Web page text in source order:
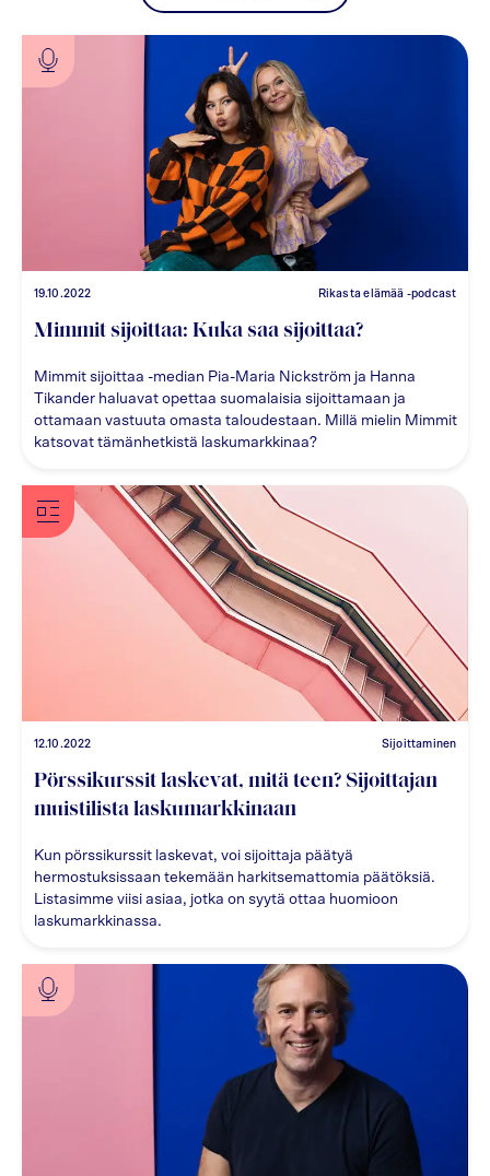
19.10.2022 Rikasta elämää -podcast
Mimmit sijoittaa: Kuka saa sijoittaa?
Mimmit sijoittaa -median Pia-Maria Nickström ja Hanna
Tikander haluavat opettaa suomalaisia sijoittamaan ja
ottamaan vastuuta omasta taloudestaan. Millä mielin Mimmit
katsovat tämänhetkistä laskumarkkinaa?
12.10.2022 Sijoittaminen
Pörssikurssit laskevat, mitä teen? Sijoittajan
muistilista laskumarkkinaan
Kun pörssikurssit laskevat, voi sijoittaja päätyä
hermostuksissaan tekemään harkitsemattomia päätöksiä.
Listasimme viisi asiaa, jotka on syytä ottaa huomioon
laskumarkkinassa.